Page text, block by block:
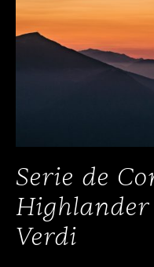
Serie de
Highlander
Verdi